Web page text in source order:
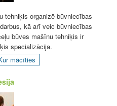
tehniķis organizē būvniecības
kā arī veic būvniecības
būves mašīnu tehniķis ir
specializācija.
mācīties